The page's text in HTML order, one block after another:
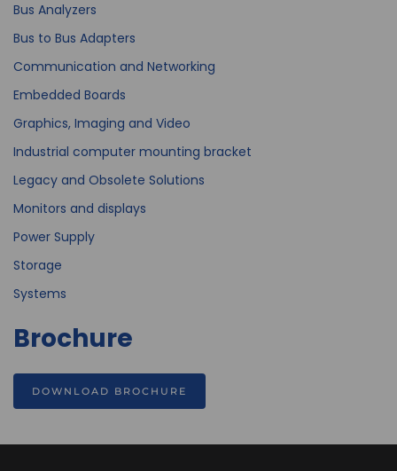
Bus Analyzers
Bus to Bus Adapters
Communication and Networking
Embedded Boards
Graphics, Imaging and Video
Industrial computer mounting bracket
Legacy and Obsolete Solutions
Monitors and displays
Power Supply
Storage
Systems
Brochure
DOWNLOAD BROCHURE